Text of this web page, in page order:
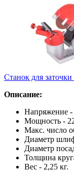
Станок для
Описание:
Напряжение -
Мощность -
Макс. число
Диаметр
Диаметр
Толщина
Вес - 2,25 кг.